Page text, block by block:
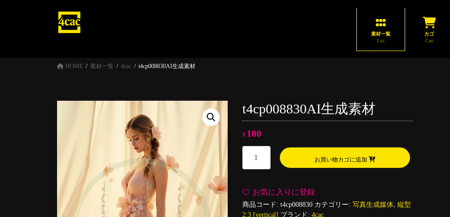
素材一覧
List
カゴ
Cart
HOME 素材一覧 4cac t4cp008830AI生成素材
t4cp008830AI生成素材
¥ 100
t4cp008830AI
材
個
お買い物カゴに追加
お気に入りに登録
商品コード: t4cp008830 カテゴリー: 写真生成媒体, 縦型
2:3 [vertical] ブランド: 4cac